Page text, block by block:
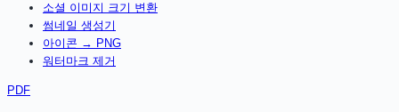
소셜 이미지 크기 변환
썸네일 생성기
아이콘 → PNG
워터마크 제거
PDF